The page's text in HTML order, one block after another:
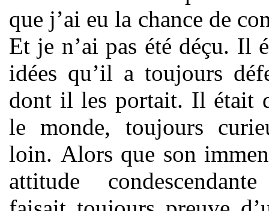
que j’ai eu la chance de
Et je n’ai pas été déçu. Il
idées qu’il a toujours
dont il les portait. Il était
le monde, toujours
loin. Alors que son
attitude